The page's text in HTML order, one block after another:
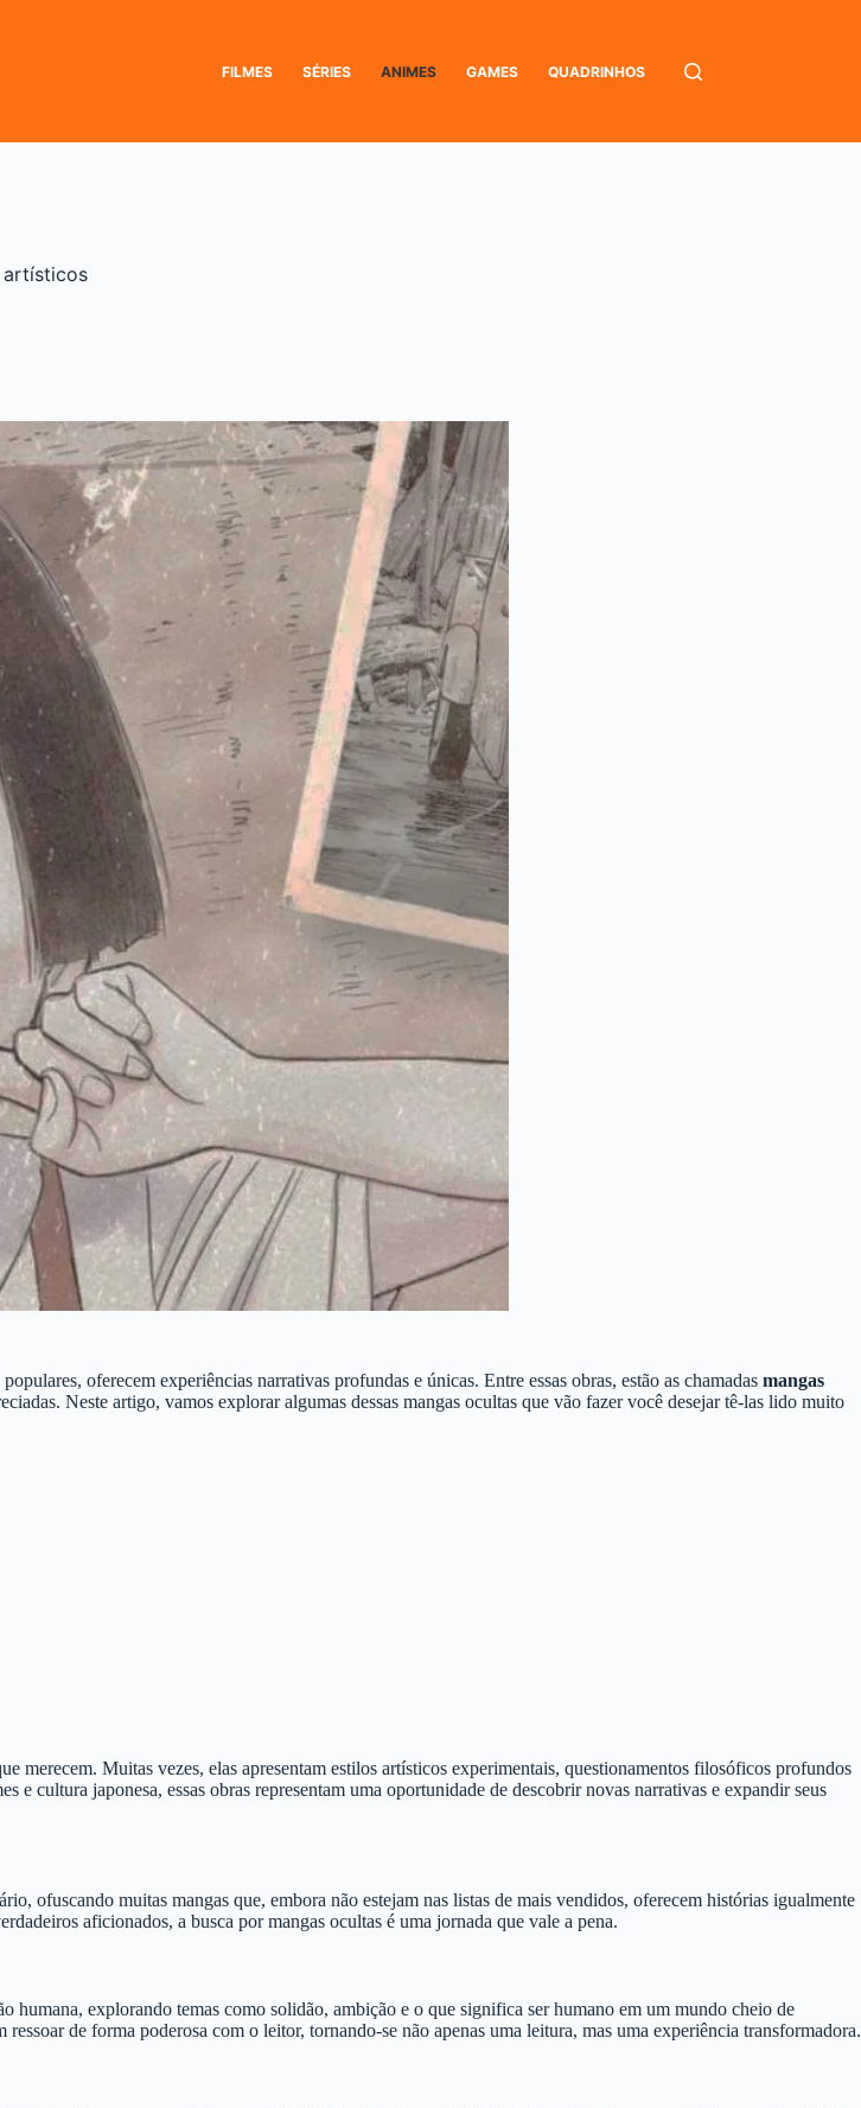
FILMES SÉRIES ANIMES GAMES QUADRINHOS
artísticos
oferecem experiências narrativas profundas e únicas. Entre essas obras, estão as chamadas mangas
Neste artigo, vamos explorar algumas dessas mangas ocultas que vão fazer você desejar tê-las lido muito
merecem. Muitas vezes, elas apresentam estilos artísticos experimentais, questionamentos filosóficos profundos
e cultura japonesa, essas obras representam uma oportunidade de descobrir novas narrativas e expandir seus
ofuscando muitas mangas que, embora não estejam nas listas de mais vendidos, oferecem histórias igualmente
aficionados, a busca por mangas ocultas é uma jornada que vale a pena.
humana, explorando temas como solidão, ambição e o que significa ser humano em um mundo cheio de
de forma poderosa com o leitor, tornando-se não apenas uma leitura, mas uma experiência transformadora.